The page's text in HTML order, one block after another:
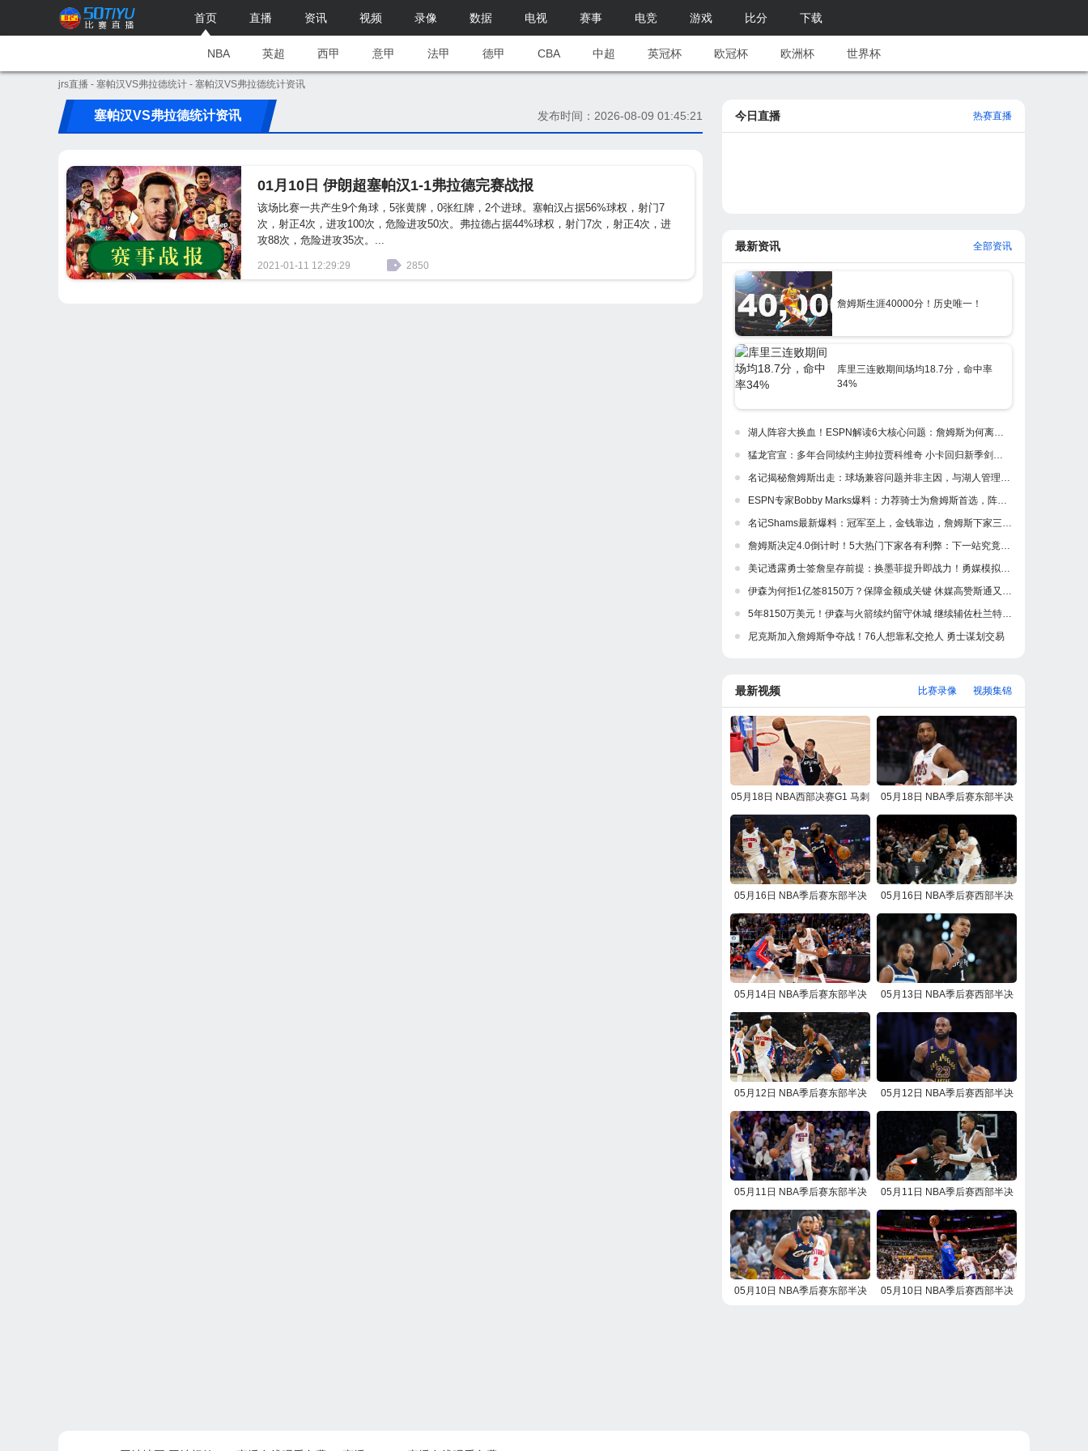
首页 直播 资讯 视频 录像 数据 电视 赛事 电竞 游戏 比分 下载
NBA 英超 西甲 意甲 法甲 德甲 CBA 中超 英冠杯 欧冠杯 欧洲杯 世界杯
jrs直播 - 塞帕汉VS弗拉德统计 - 塞帕汉VS弗拉德统计资讯
塞帕汉VS弗拉德统计资讯 发布时间：2026-08-09 01:45:21
01月10日 伊朗超塞帕汉1-1弗拉德完赛战报
该场比赛一共产生9个角球，5张黄牌，0张红牌，2个进球。塞帕汉占据56%球权，射门7
次，射正4次，进攻100次，危险进攻50次。弗拉德占据44%球权，射门7次，射正4次，进
攻88次，危险进攻35次。...
2021-01-11 12:29:29 2850
今日直播 热赛直播
最新资讯 全部资讯
詹姆斯生涯40000分！历史唯一！
库里三连败期间场均18.7分，命中率
34%
湖人阵容大换血！ESPN解读6大核心问题：詹姆斯为何离开紫金军
猛龙官宣：多年合同续约主帅拉贾科维奇 小卡回归新季剑指冲冠
名记揭秘詹姆斯出走：球场兼容问题并非主因，与湖人管理层多年隔阂才是真正导火索
ESPN专家Bobby Marks爆料：力荐骑士为詹姆斯首选，阵容完美适配，家乡情怀加分
名记Shams最新爆料：冠军至上，金钱靠边，詹姆斯下家三强浮出水面
詹姆斯决定4.0倒计时！5大热门下家各有利弊：下一站究竟是何处？
美记透露勇士签詹皇存前提：换墨菲提升即战力！勇媒模拟5换1出3首轮
伊森为何拒1亿签8150万？保障金额成关键 休媒高赞斯通又一妙手
5年8150万美元！伊森与火箭续约留守休城 继续辅佐杜兰特冲冠
尼克斯加入詹姆斯争夺战！76人想靠私交抢人 勇士谋划交易
最新视频 视频集锦
比赛录像
05月18日 NBA西部决赛G1 马刺
05月18日 NBA季后赛东部半决
05月16日 NBA季后赛东部半决
05月16日 NBA季后赛西部半决
放
05月14日 NBA季后赛东部半决
05月13日 NBA季后赛西部半决
放
05月12日 NBA季后赛东部半决
05月12日 NBA季后赛西部半决
05月11日 NBA季后赛东部半决
放
05月11日 NBA季后赛西部半决
放
05月10日 NBA季后赛东部半决
05月10日 NBA季后赛西部半决